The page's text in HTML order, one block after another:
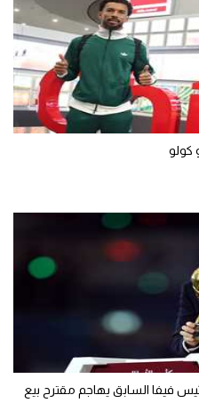
كولو
فيفا السابق يهاجم مقترح بيع